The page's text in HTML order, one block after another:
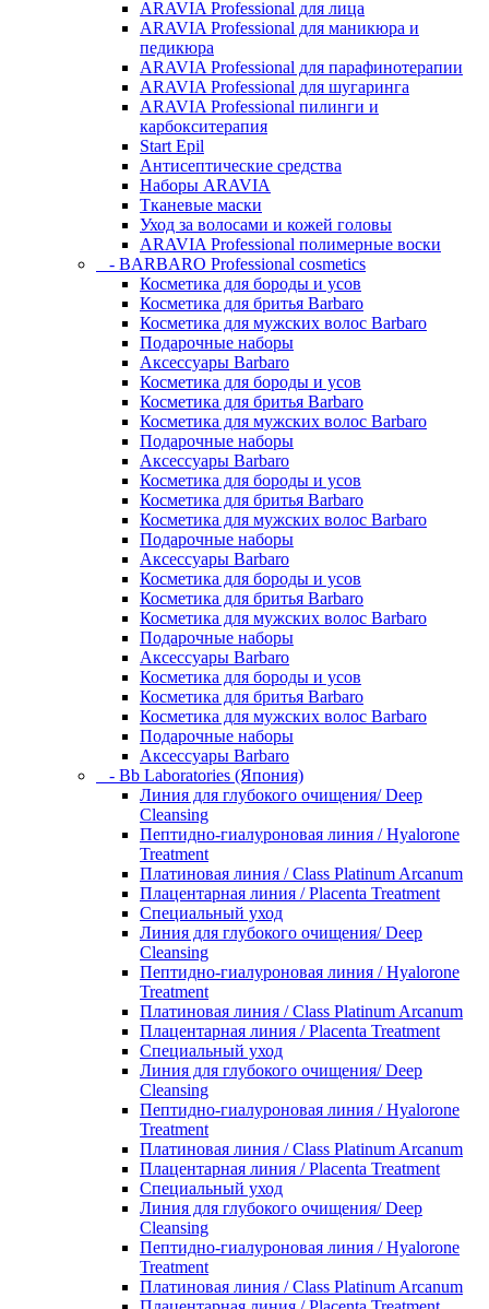
ARAVIA Professional для лица
ARAVIA Professional для маникюра и
педикюра
ARAVIA Professional для парафинотерапии
ARAVIA Professional для шугаринга
ARAVIA Professional пилинги и
карбокситерапия
Start Epil
Антисептические средства
Наборы ARAVIA
Тканевые маски
Уход за волосами и кожей головы
ARAVIA Professional полимерные воски
- BARBARO Professional cosmetics
Косметика для бороды и усов
Косметика для бритья Barbaro
Косметика для мужских волос Barbaro
Подарочные наборы
Аксессуары Barbaro
Косметика для бороды и усов
Косметика для бритья Barbaro
Косметика для мужских волос Barbaro
Подарочные наборы
Аксессуары Barbaro
Косметика для бороды и усов
Косметика для бритья Barbaro
Косметика для мужских волос Barbaro
Подарочные наборы
Аксессуары Barbaro
Косметика для бороды и усов
Косметика для бритья Barbaro
Косметика для мужских волос Barbaro
Подарочные наборы
Аксессуары Barbaro
Косметика для бороды и усов
Косметика для бритья Barbaro
Косметика для мужских волос Barbaro
Подарочные наборы
Аксессуары Barbaro
- Bb Laboratories (Япония)
Линия для глубокого очищения/ Deep
Cleansing
Пептидно-гиалуроновая линия / Hyalorone
Treatment
Платиновая линия / Class Platinum Arcanum
Плацентарная линия / Placenta Treatment
Специальный уход
Линия для глубокого очищения/ Deep
Cleansing
Пептидно-гиалуроновая линия / Hyalorone
Treatment
Платиновая линия / Class Platinum Arcanum
Плацентарная линия / Placenta Treatment
Специальный уход
Линия для глубокого очищения/ Deep
Cleansing
Пептидно-гиалуроновая линия / Hyalorone
Treatment
Платиновая линия / Class Platinum Arcanum
Плацентарная линия / Placenta Treatment
Специальный уход
Линия для глубокого очищения/ Deep
Cleansing
Пептидно-гиалуроновая линия / Hyalorone
Treatment
Платиновая линия / Class Platinum Arcanum